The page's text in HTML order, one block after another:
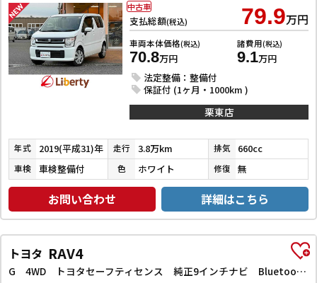
支払総額(税込) 79.9万円
車両本体価格(税込)
70.8万円
諸費用(税込)
9.1万円
法定整備：整備付
保証付 (1ヶ月・1000km )
中古車
栗東店
年式 2019(平成31)年 走行 3.8万km 排気 660cc
車検 車検整備付 色 ホワイト 修復 無
お問い合わせ 詳細はこちら
トヨタ RAV4
G 4WD トヨタセーフティセンス 純正9インチナビ Bluetooth対応 Bカメラ ETC アダプティブクルーズコントロール 電子パーキング 前席シートヒーター 革巻きステアリング LEDヘッドライト